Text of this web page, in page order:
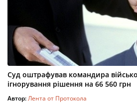
Суд оштрафував командира
ігнорування рішення на 66 560 грн
Автор:Лента от Протокола